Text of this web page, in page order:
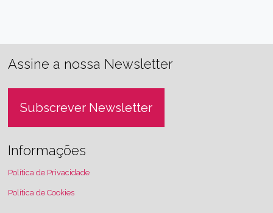
Assine a nossa Newsletter
Subscrever Newsletter
Informações
Política de Privacidade
Política de Cookies